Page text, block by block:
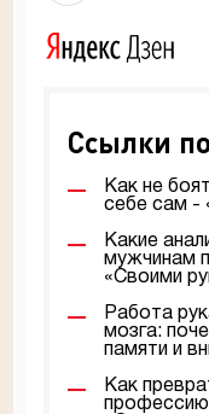
Ссылки
Как не
себе сам -
Какие
мужчинам
«Своими
Работа
мозга:
памяти и
Как